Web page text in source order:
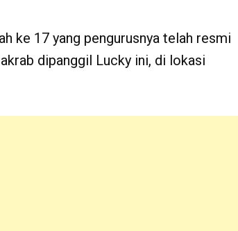
ke 17 yang pengurusnya telah resmi
dipanggil Lucky ini, di lokasi